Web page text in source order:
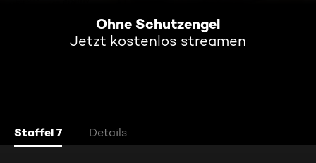
Ohne Schutzengel
Jetzt kostenlos streamen
Staffel 7 Details